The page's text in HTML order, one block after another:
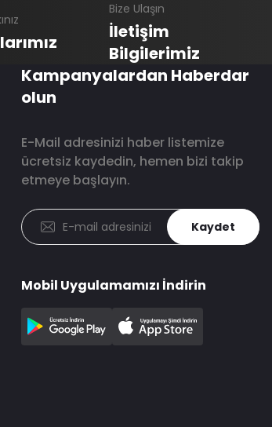
Bize Ulaşın
İletişim
Bilgilerimiz
Kampanyalardan Haberdar
olun
E-Mail adresinizi haber listemize
ücretsiz kaydedin, hemen bizi takip
etmeye başlayın.
Kaydet
Mobil Uygulamamızı İndirin